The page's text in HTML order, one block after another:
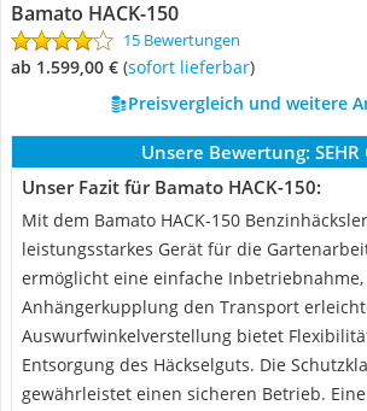
Bamato HACK-150
15 Bewertungen
ab 1.599,00 € ( Sofort lieferbar)
Preisvergleich und weitere
Unsere Bewertung: SEHR
Unser Fazit für Bamato HACK-150:
Mit dem Bamato HACK-150
leistungsstarkes Gerät für die
ermöglicht eine einfache
Anhängerkupplung den Transport
Auswurfwinkelverstellung bietet
Entsorgung des Häckselguts. Die
gewährleistet einen sicheren Betrieb.